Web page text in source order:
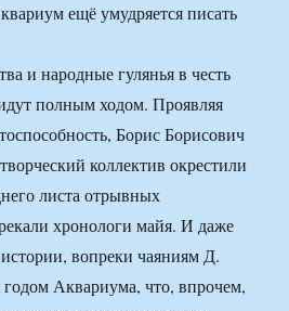
ещё умудряется писать
и народные гулянья в честь
полным ходом. Проявляя
Борис Борисович
коллектив окрестили
листа отрывных
хронологи майя. И даже
вопреки чаяниям Д.
годом Аквариума, что, впрочем,